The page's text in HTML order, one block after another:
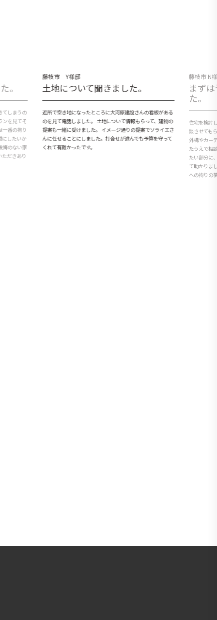
。
てしまうの
ンを見てそ
一番の拘り
にしたいか
悔のない家
ただきあり
藤枝市 Y様邸
土地について聞きました。
近所で空き地になったところに大河原建設さんの看板がある
のを見て電話しました。 土地について情報もらって、建物の
提案も一緒に受けました。 イメージ通りの提案でソライエさ
んに任せることにしました。打合せが進んでも予算を守って
くれて有難かったです。
藤枝市 N
まず
た。
住宅を検討
談させても
外構やカー
たうえで相
たい部分に
て助かりま
への拘りの